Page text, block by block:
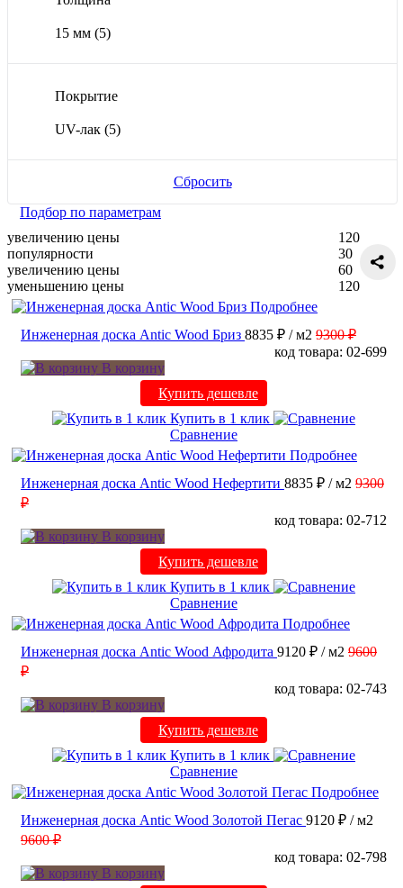
15 мм (5)
Покрытие
UV-лак (5)
Сбросить
Подбор по параметрам
увеличению цены
популярности
увеличению цены
уменьшению цены
120
30
60
120
Подробнее
Инженерная доска Antic Wood Бриз 8835 ₽ / м2 9300 ₽
код товара: 02-699
В корзину
Купить дешевле
Купить в 1 клик
Сравнение
Подробнее
Инженерная доска Antic Wood Нефертити 8835 ₽ / м2 9300
₽
код товара: 02-712
В корзину
Купить дешевле
Купить в 1 клик
Сравнение
Подробнее
Инженерная доска Antic Wood Афродита 9120 ₽ / м2 9600
₽
код товара: 02-743
В корзину
Купить дешевле
Купить в 1 клик
Сравнение
Подробнее
Инженерная доска Antic Wood Золотой Пегас 9120 ₽ / м2
9600 ₽
код товара: 02-798
В корзину